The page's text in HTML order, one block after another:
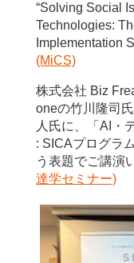
9:30 〜 11:00 Y
[3Yin-A-15]
がプレイヤー
〇渡邉 天照 (
学)、坂口 慶
[3Yin-A-64]
考慮したユー
〇渡邉 陽太郎
Technology)
(東北大学)、
Technology)
“Solving Social
Technologies:
Implementation
(MiCS)
株式会社 Biz
oneの竹川隆司
人氏に、「AI・
: SICAプログラ
う表題でご講演
達学セミナー)